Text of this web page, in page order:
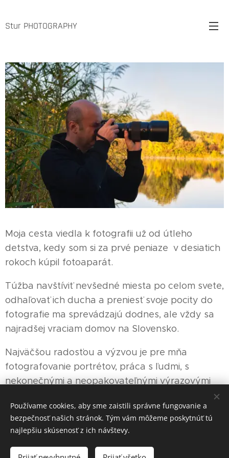
Stur PHOTOGRAPHY
Moja cesta viedla k fotografii už od útleho
detstva, kedy som si za prvé peniaze v desiatich
rokoch kúpil fotoaparát.
Túžba navštíviť nevšedné miesta po celom svete,
odhaľovať ich ducha a preniesť svoje pocity do
fotografie ma sprevádzajú dodnes, ale vždy sa
najradšej vraciam domov na Slovensko.
Najväčšou radosťou a výzvou je pre mňa
fotografovanie portrétov, práca s ľudmi, s
nekonečnými a neopakovateľnými výrazovými
© 2022 Rastislav Stur s.r.o., Športová 120/5, 900 24 Veľký Biel
Používame cookies, aby sme zaistili správne fungovanie a
bezpečnosť našich stránok. Tým vám môžeme poskytnúť tú
najlepšiu skúsenosť z ich návštevy.